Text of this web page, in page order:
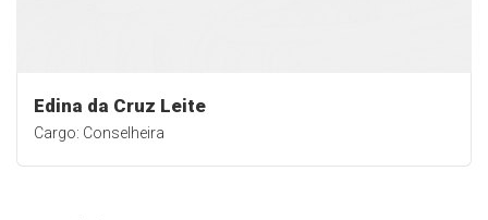
Edina da Cruz Leite
Cargo: Conselheira